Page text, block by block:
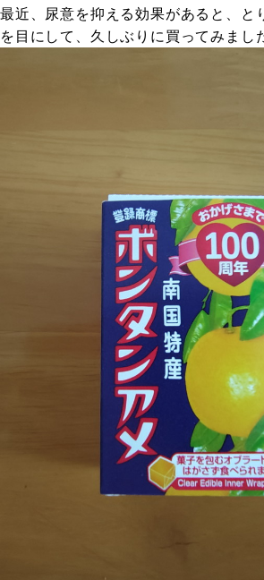
最近、尿意を抑える効果があると、と
を目にして、久しぶりに買ってみまし